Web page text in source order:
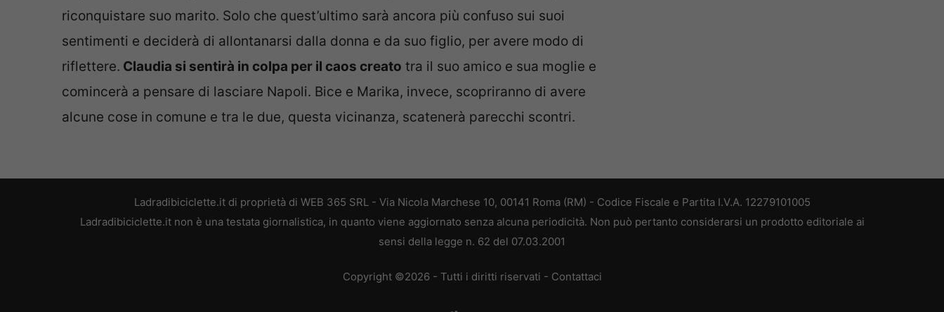
riconquistare suo marito. Solo che quest’ultimo sarà ancora più confuso sui suoi
sentimenti e deciderà di allontanarsi dalla donna e da suo figlio, per avere modo di
riflettere. Claudia si sentirà in colpa per il caos creato tra il suo amico e sua moglie e
comincerà a pensare di lasciare Napoli. Bice e Marika, invece, scopriranno di avere
alcune cose in comune e tra le due, questa vicinanza, scatenerà parecchi scontri.
Ladradibiciclette.it di proprietà di WEB 365 SRL - Via Nicola Marchese 10, 00141 Roma (RM) - Codice Fiscale e Partita I.V.A. 12279101005
Ladradibiciclette.it non è una testata giornalistica, in quanto viene aggiornato senza alcuna periodicità. Non può pertanto considerarsi un prodotto editoriale ai
sensi della legge n. 62 del 07.03.2001
Copyright ©2026 - Tutti i diritti riservati - Contattaci